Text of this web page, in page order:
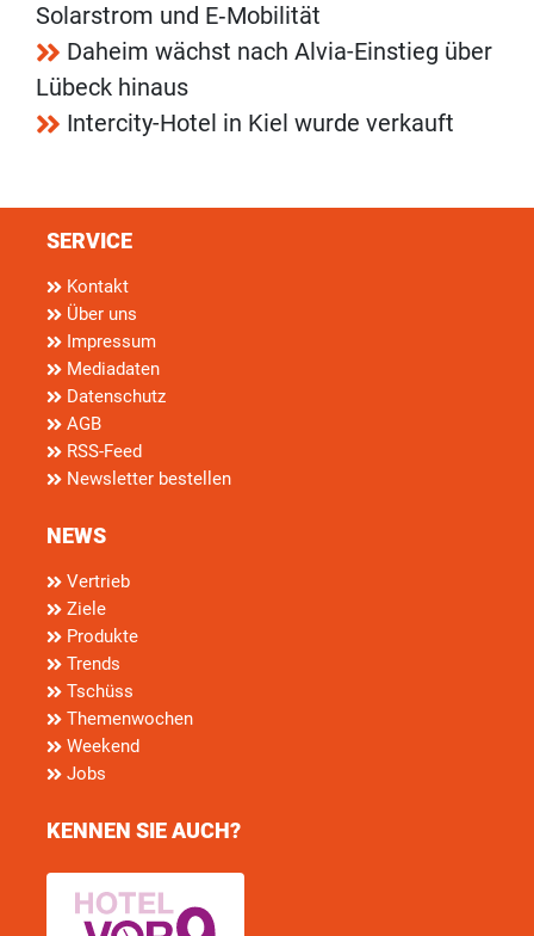
Solarstrom und E‑Mobilität
Daheim wächst nach Alvia-Einstieg über
Lübeck hinaus
Intercity-Hotel in Kiel wurde verkauft
SERVICE
Kontakt
Über uns
Impressum
Mediadaten
Datenschutz
AGB
RSS-Feed
Newsletter bestellen
NEWS
Vertrieb
Ziele
Produkte
Trends
Tschüss
Themenwochen
Weekend
Jobs
KENNEN SIE AUCH?